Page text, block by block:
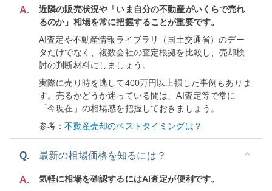
A.
近隣の販売状況や「いま自分の不動産がいくらで売れ
るのか」相場を常に把握することが重要です。
AI査定や不動産情報ライブラリ（国土交通省）のデー
タだけでなく、複数会社の査定根拠を比較し、売却検
討の判断材料にしましょう。
実際に売り時を逃して400万円以上損した事例もありま
す。売るかどうか迷っている間は、AI査定等で常に
「今現在」の相場感を把握しておきましょう。
参考：不動産売却のベストタイミングは？
Q. 最新の相場価格を知るには？
A.
気軽に相場を確認するにはAI査定が便利です。